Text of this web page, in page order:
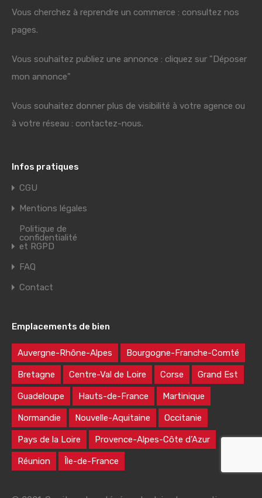
Vous cherchez à reprendre un commerce : consultez nos
pages.
Vous souhaitez publiez une annonce : cliquez sur "Déposer
mon annonce"
Vous souhaitez donner plus de visibilité à votre agence ou
à votre réseau : contactez-nous.
Infos pratiques
CGU
Mentions légales
Politique de
confidentialité
et RGPD
FAQ
Contact
Emplacements de bien
Auvergne-Rhône-Alpes Bourgogne-Franche-Comté
Bretagne Centre-Val de Loire Corse Grand Est
Guadeloupe Hauts-de-France Martinique
Normandie Nouvelle-Aquitaine Occitanie
Pays de la Loire Provence-Alpes-Côte d’Azur
Réunion Île-de-France